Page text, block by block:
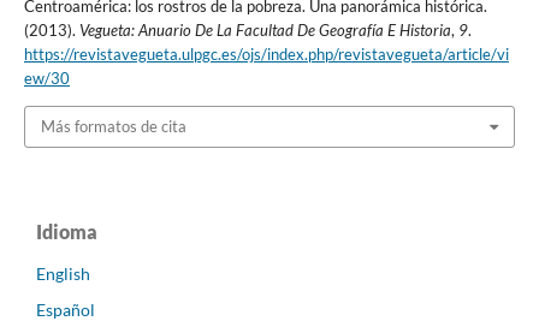
Centroamérica: los rostros de la pobreza. Una panorámica histórica.
(2013). Vegueta: Anuario De La Facultad De Geografía E Historia, 9.
https://revistavegueta.ulpgc.es/ojs/index.php/revistavegueta/article/vi
ew/30
Más formatos de cita
Idioma
English
Español